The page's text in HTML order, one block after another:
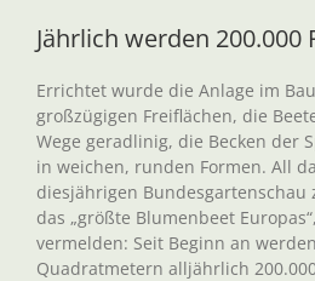
Jährlich werden 200.000
Errichtet wurde die Anlage im
großzügigen Freiflächen, die
Wege geradlinig, die Becken der
in weichen, runden Formen. All
diesjährigen
das „größte Blumenbeet
vermelden: Seit Beginn an
Quadratmetern alljährlich